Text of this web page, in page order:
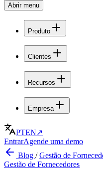
Abrir menu
Produto
Clientes
Recursos
Empresa
PTEN↗
EntrarAgende uma demo
Blog /Gestão de
Gestão de Fornecedores